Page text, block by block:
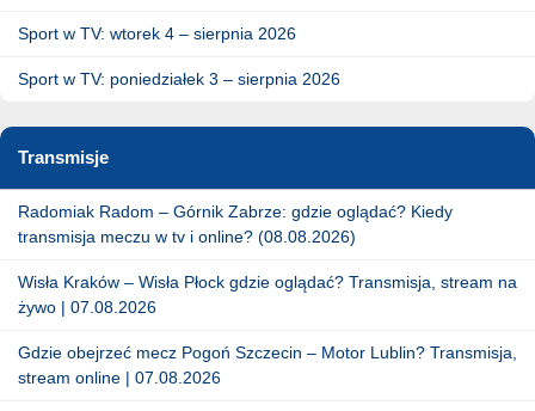
Sport w TV: wtorek 4 – sierpnia 2026
Sport w TV: poniedziałek 3 – sierpnia 2026
Transmisje
Radomiak Radom – Górnik Zabrze: gdzie oglądać? Kiedy
transmisja meczu w tv i online? (08.08.2026)
Wisła Kraków – Wisła Płock gdzie oglądać? Transmisja, stream na
żywo | 07.08.2026
Gdzie obejrzeć mecz Pogoń Szczecin – Motor Lublin? Transmisja,
stream online | 07.08.2026